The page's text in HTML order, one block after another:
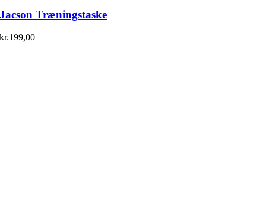
Jacson Træningstaske
kr.199,00